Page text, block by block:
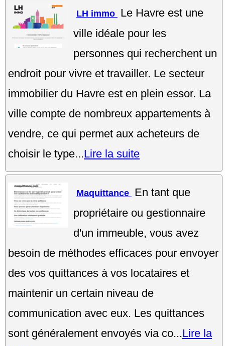
LH immo Le Havre est une
ville idéale pour les
personnes qui recherchent un
endroit pour vivre et travailler. Le secteur
immobilier du Havre est en plein essor. La
ville compte de nombreux appartements à
vendre, ce qui permet aux acheteurs de
choisir le type...Lire la suite
Maquittance En tant que
propriétaire ou gestionnaire
d'un immeuble, vous avez
besoin de méthodes efficaces pour envoyer
des vos quittances à vos locataires et
maintenir un certain niveau de
communication avec eux. Les quittances
sont généralement envoyés via co...Lire la